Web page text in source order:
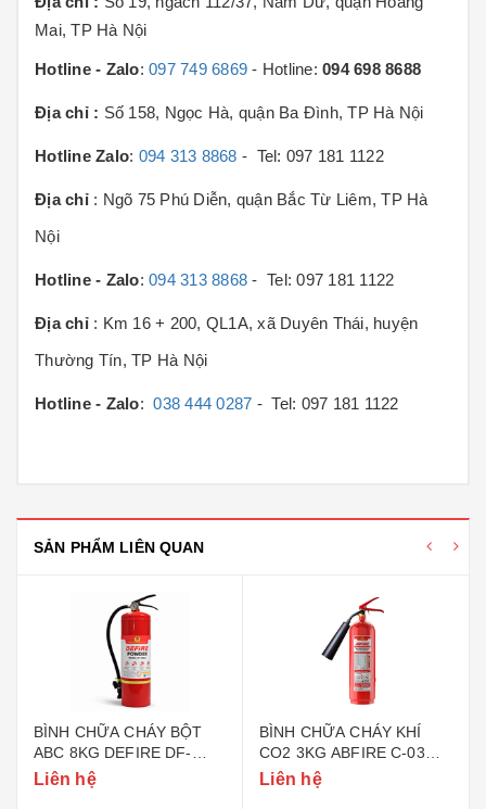
Mai, TP Hà Nội
Hotline - Zalo: 097 749 6869- Hotline: 094 698 8688
Địa chỉ : Số 158, Ngọc Hà, quận Ba Đình, TP Hà Nội
Hotline Zalo: 094 313 8868 - Tel: 097 181 1122
Địa chỉ : Ngõ 75 Phú Diễn, quận Bắc Từ Liêm, TP Hà
Nội
Hotline - Zalo: 094 313 8868- Tel: 097 181 1122
Địa chỉ : Km 16 + 200, QL1A, xã Duyên Thái, huyện
Thường Tín, TP Hà Nội
Hotline - Zalo:038 444 0287 - Tel: 097 181 1122
SẢN PHẨM LIÊN QUAN
BÌNH CHỮA CHÁY BỘT
ABC 8KG DEFIRE DF-
ABC8 (BỘ CÔNG AN)
Liên hệ
BÌNH CHỮA CHÁY KHÍ
CO2 3KG ABFIRE C-03
(TEM BỘ CÔNG AN)
Liên hệ